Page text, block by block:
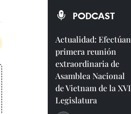
PODCAST
Actualidad: Efectúan
primera reunión
extraordinaria de
Asamblea Nacional
de Vietnam de la XVI
Legislatura